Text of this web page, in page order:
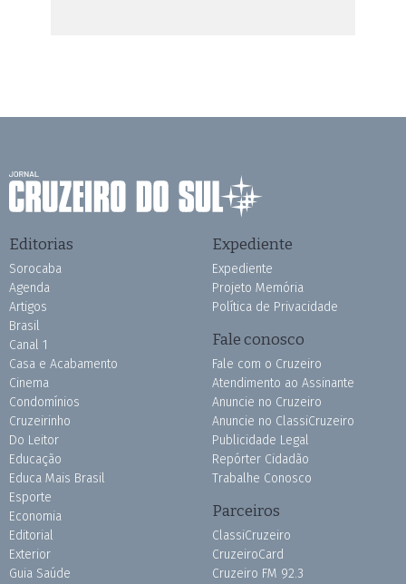
Editorias
Sorocaba
Agenda
Artigos
Brasil
Canal 1
Casa e Acabamento
Cinema
Condomínios
Cruzeirinho
Do Leitor
Educação
Educa Mais Brasil
Esporte
Economia
Editorial
Exterior
Guia Saúde
Expediente
Expediente
Projeto Memória
Política de Privacidade
Fale conosco
Fale com o Cruzeiro
Atendimento ao Assinante
Anuncie no Cruzeiro
Anuncie no ClassiCruzeiro
Publicidade Legal
Repórter Cidadão
Trabalhe Conosco
Parceiros
ClassiCruzeiro
CruzeiroCard
Cruzeiro FM 92.3